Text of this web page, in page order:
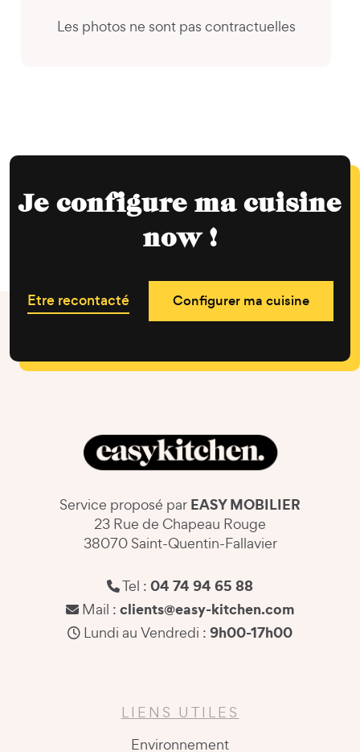
Les photos ne sont pas contractuelles
Je configure ma cuisine
now !
Etre recontacté Configurer ma cuisine
Service proposé par EASY MOBILIER
23 Rue de Chapeau Rouge
38070 Saint-Quentin-Fallavier
Tel : 04 74 94 65 88
Mail : clients@easy-kitchen.com
Lundi au Vendredi : 9h00-17h00
LIENS UTILES
Environnement